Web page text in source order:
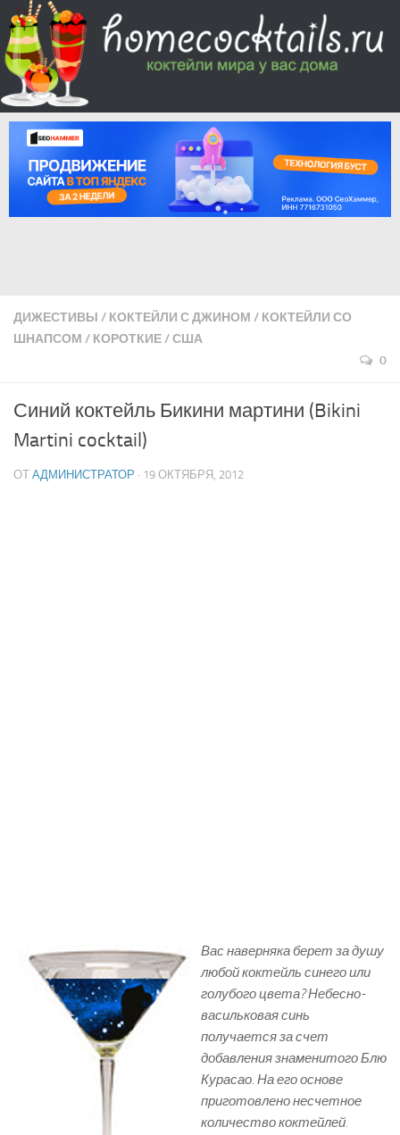
ДИЖЕСТИВЫ / КОКТЕЙЛИ С ДЖИНОМ / КОКТЕЙЛИ СО
ШНАПСОМ / КОРОТКИЕ/США
0
Синий коктейль Бикини мартини (Bikini
Martini cocktail)
ОТ АДМИНИСТРАТОР · 19 ОКТЯБРЯ, 2012
Вас наверняка берет за душу
любой коктейль синего или
голубого цвета? Небесно-
васильковая синь
получается за счет
добавления знаменитого Блю
Курасао. На его основе
приготовлено несчетное
количество коктейлей.